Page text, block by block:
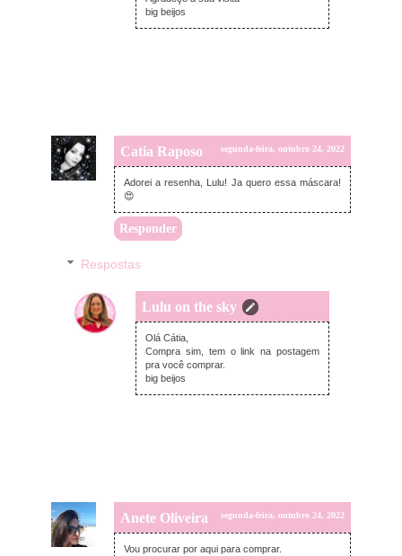
big beijos
Catia Raposo segunda-feira, outubro 24, 2022
Adorei a resenha, Lulu! Ja quero essa máscara!
😍
Responder
Respostas
Lulu on the sky
terça-feira, outubro 25, 2022
Olá Cátia,
Compra sim, tem o link na postagem
pra você comprar.
big beijos
Anete Oliveira segunda-feira, outubro 24, 2022
Vou procurar por aqui para comprar.